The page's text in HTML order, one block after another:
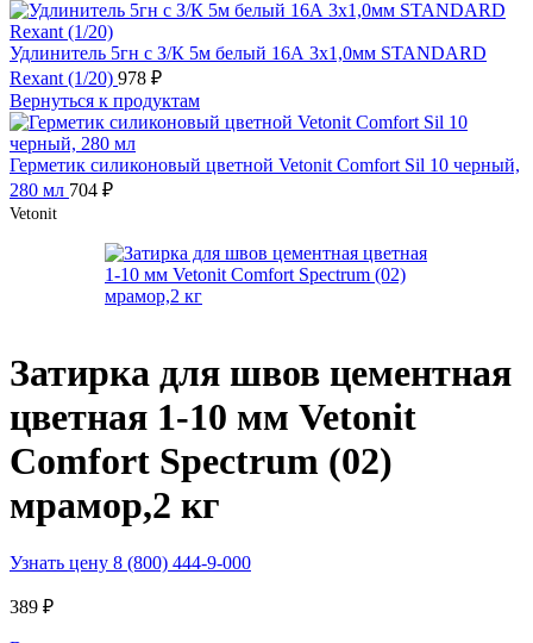
Удлинитель 5гн с З/К 5м белый 16А 3х1,0мм STANDARD
Rexant (1/20) 978 ₽
Вернуться к продуктам
Герметик силиконовый цветной Vetonit Comfort Sil 10 черный,
280 мл 704 ₽
Vetonit
Затирка для швов цементная
цветная 1-10 мм Vetonit
Comfort Spectrum (02)
мрамор,2 кг
Узнать цену 8 (800) 444-9-000
389 ₽